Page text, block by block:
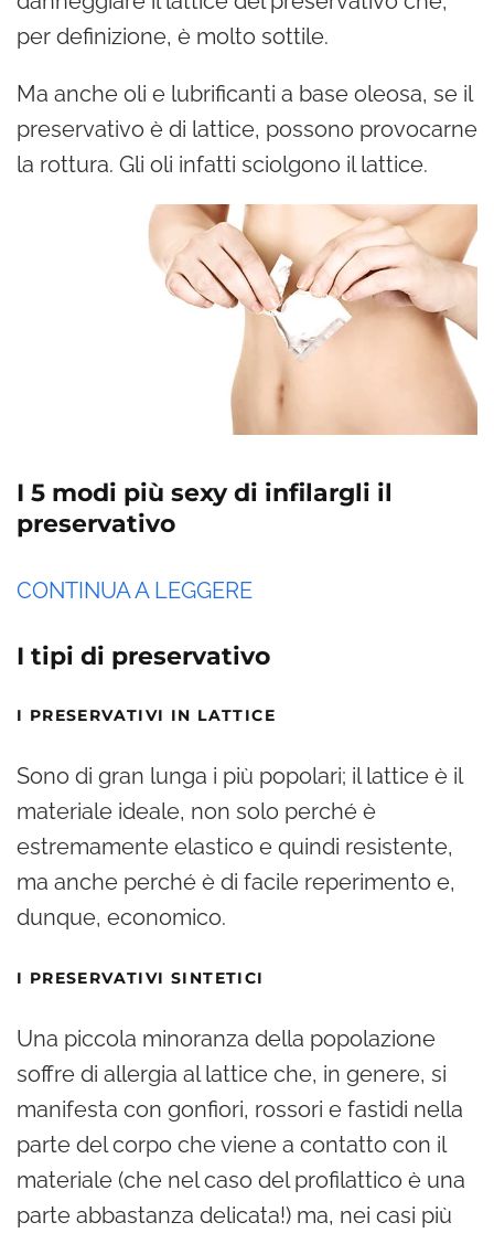
per definizione, è molto sottile.
Ma anche oli e lubrificanti a base oleosa, se il
preservativo è di lattice, possono provocarne
la rottura. Gli oli infatti sciolgono il lattice.
I 5 modi più sexy di infilargli il
preservativo
CONTINUA A LEGGERE
I tipi di preservativo
I PRESERVATIVI IN LATTICE
Sono di gran lunga i più popolari; il lattice è il
materiale ideale, non solo perché è
estremamente elastico e quindi resistente,
ma anche perché è di facile reperimento e,
dunque, economico.
I PRESERVATIVI SINTETICI
Una piccola minoranza della popolazione
soffre di allergia al lattice che, in genere, si
manifesta con gonfiori, rossori e fastidi nella
parte del corpo che viene a contatto con il
materiale (che nel caso del profilattico è una
parte abbastanza delicata!) ma, nei casi più